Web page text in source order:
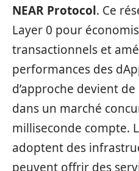
NEAR Protocol. Ce
Layer 0 pour
transactionnels et
performances des
d’approche devient
dans un marché
milliseconde compte.
adoptent des
peuvent offrir des